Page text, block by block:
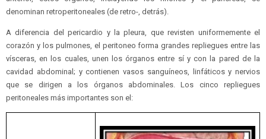
denominan retroperitoneales (de retro-, detrás).
A diferencia del pericardio y la pleura, que revisten uniformemente el
corazón y los pulmones, el peritoneo forma grandes repliegues entre las
vísceras, en los cuales, unen los órganos entre sí y con la pared de la
cavidad abdominal; y contienen vasos sanguíneos, linfáticos y nervios
que se dirigen a los órganos abdominales. Los cinco repliegues
peritoneales más importantes son el: